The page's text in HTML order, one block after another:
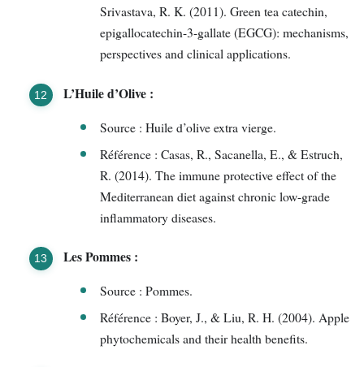
Srivastava, R. K. (2011). Green tea catechin,
epigallocatechin-3-gallate (EGCG): mechanisms,
perspectives and clinical applications.
L’Huile d’Olive :
Source : Huile d’olive extra vierge.
Référence : Casas, R., Sacanella, E., & Estruch,
R. (2014). The immune protective effect of the
Mediterranean diet against chronic low-grade
inflammatory diseases.
Les Pommes :
Source : Pommes.
Référence : Boyer, J., & Liu, R. H. (2004). Apple
phytochemicals and their health benefits.